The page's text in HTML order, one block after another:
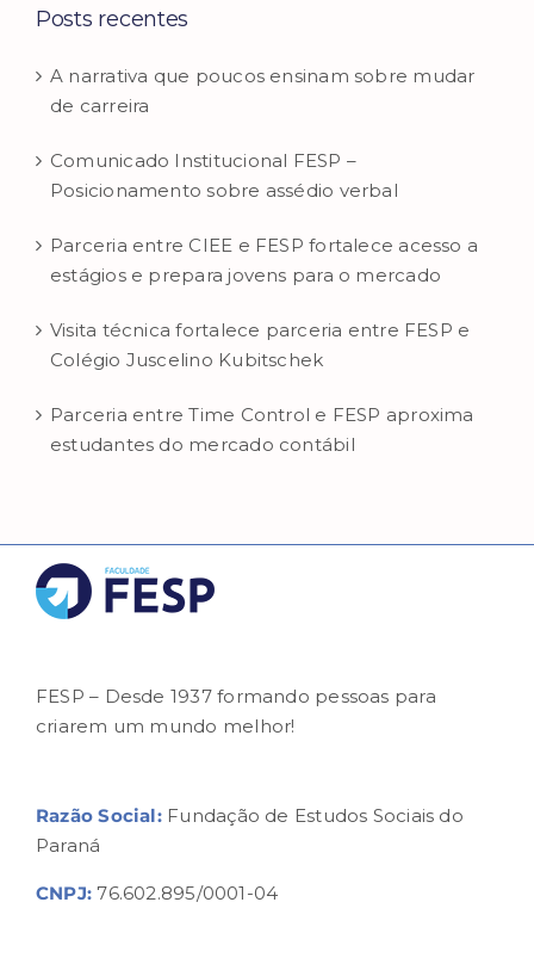
Posts recentes
A narrativa que poucos ensinam sobre mudar
de carreira
Comunicado Institucional FESP –
Posicionamento sobre assédio verbal
Parceria entre CIEE e FESP fortalece acesso a
estágios e prepara jovens para o mercado
Visita técnica fortalece parceria entre FESP e
Colégio Juscelino Kubitschek
Parceria entre Time Control e FESP aproxima
estudantes do mercado contábil
FESP – Desde 1937 formando pessoas para
criarem um mundo melhor!
Razão Social:Fundação de Estudos Sociais do
Paraná
CNPJ: 76.602.895/0001-04